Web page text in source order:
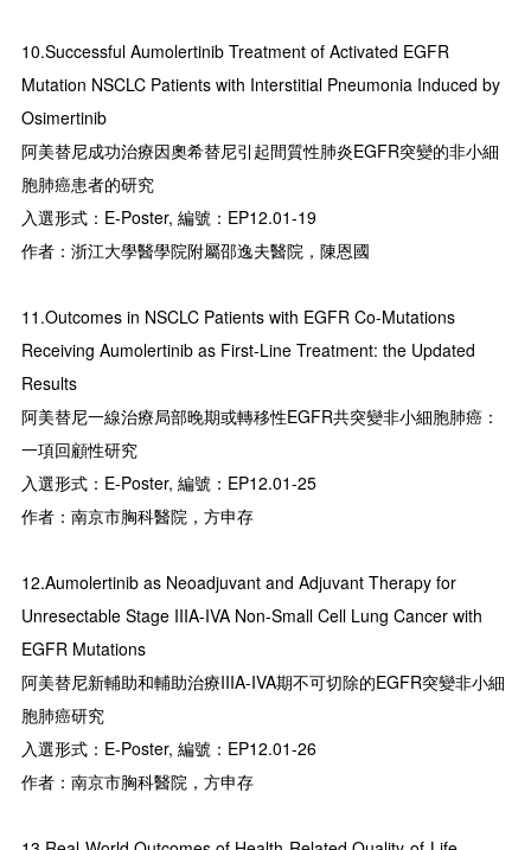
10.Successful Aumolertinib Treatment of Activated EGFR
Mutation NSCLC Patients with Interstitial Pneumonia Induced by
Osimertinib
阿美替尼成功治療因奧希替尼引起間質性肺炎EGFR突變的非小細
胞肺癌患者的研究
入選形式：E-Poster, 編號：EP12.01-19
作者：浙江大學醫學院附屬邵逸夫醫院，陳恩國
11.Outcomes in NSCLC Patients with EGFR Co-Mutations
Receiving Aumolertinib as First-Line Treatment: the Updated
Results
阿美替尼一線治療局部晚期或轉移性EGFR共突變非小細胞肺癌：
一項回顧性研究
入選形式：E-Poster, 編號：EP12.01-25
作者：南京市胸科醫院，方申存
12.Aumolertinib as Neoadjuvant and Adjuvant Therapy for
Unresectable Stage IIIA-IVA Non-Small Cell Lung Cancer with
EGFR Mutations
阿美替尼新輔助和輔助治療IIIA-IVA期不可切除的EGFR突變非小細
胞肺癌研究
入選形式：E-Poster, 編號：EP12.01-26
作者：南京市胸科醫院，方申存